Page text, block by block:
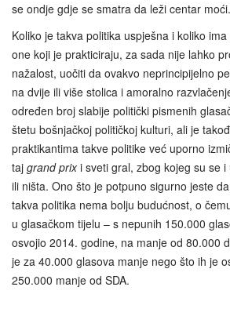
se ondje gdje se smatra da leži centar moći.
Koliko je takva politika uspješna i koliko
one koji je prakticiraju, za sada nije lahko
nažalost, uočiti da ovakvo neprincipijelno
na dvije ili više stolica i amoralno
određen broj slabije politički pismenih
štetu bošnjačkoj političkoj kulturi, ali je
praktikantima takve politike već uporno
taj grand prixi sveti gral, zbog kojeg su se i
ili ništa. Ono što je potpuno sigurno jeste
takva politika nema bolju budućnost, o
u glasačkom tijelu – s nepunih 150.000
osvojio 2014. godine, na manje od 80.000
je za 40.000 glasova manje nego što ih je
250.000 manje od SDA.